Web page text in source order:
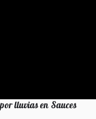
lluvias en Sauces